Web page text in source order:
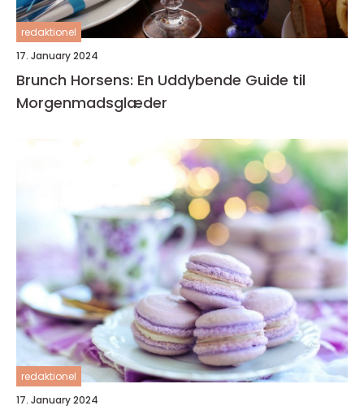
redaktionel
17. January 2024
Brunch Horsens: En Uddybende Guide til
Morgenmadsglæder
redaktionel
17. January 2024